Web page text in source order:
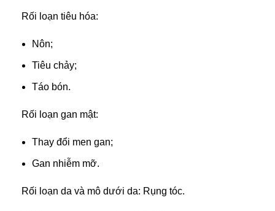
Rối loạn tiêu hóa:
Nôn;
Tiêu chảy;
Táo bón.
Rối loạn gan mật:
Thay đổi men gan;
Gan nhiễm mỡ.
Rối loạn da và mô dưới da: Rụng tóc.